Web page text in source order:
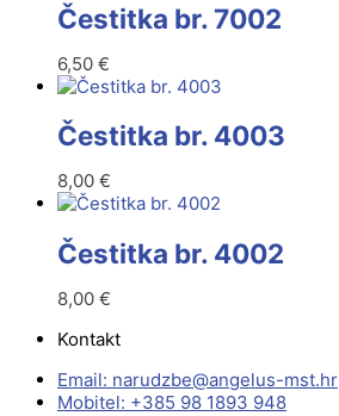
Čestitka br. 7002
6,50 €
Čestitka br. 4003
8,00 €
Čestitka br. 4002
8,00 €
Kontakt
Email:
rh.tsm-sulegna
@ebzduran
Mobitel: +385 98 1893 948